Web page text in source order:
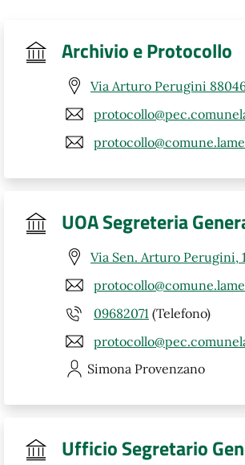
Archivio e Protocollo
Via Arturo Perugini
UOA Segreteria
Via Sen. Arturo Perugini,
09682071 (Telefono)
Simona Provenzano
Ufficio Segretario